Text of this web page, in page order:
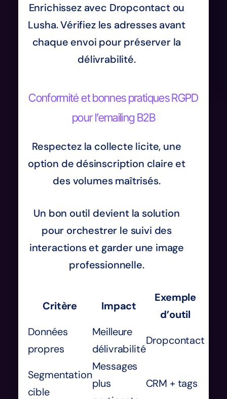
Enrichissez avec Dropcontact ou
Lusha. Vérifiez les adresses avant
chaque envoi pour préserver la
délivrabilité.
Conformité et bonnes pratiques RGPD
pour l’emailing B2B
Respectez la collecte licite, une
option de désinscription claire et
des volumes maîtrisés.
Un bon outil devient la solution
pour orchestrer le suivi des
interactions et garder une image
professionnelle.
Critère Impact
Exemple
d’outil
Données
propres
Meilleure
délivrabilité
Dropcontact
Segmentation
cible
Messages
plus
CRM + tags